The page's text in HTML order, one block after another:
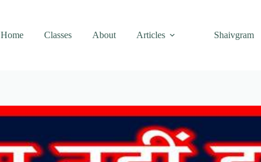
Home
Classes About Articles Shaivgram